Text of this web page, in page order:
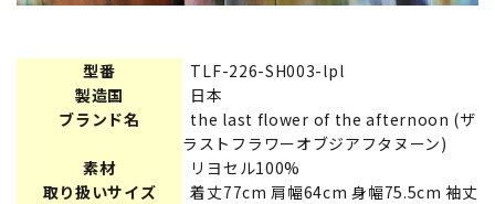
型番
TLF-226-SH003-lpl
製造国
日本
ブランド名
the last flower of the afternoon (ザ
ラストフラワーオブジアフタヌーン)
素材
リヨセル100%
取り扱いサイズ
着丈77cm 肩幅64cm 身幅75.5cm 袖丈